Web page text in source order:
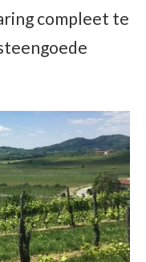
compleet te